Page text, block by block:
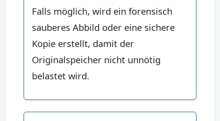
Falls möglich, wird ein forensisch
sauberes Abbild oder eine sichere
Kopie erstellt, damit der
Originalspeicher nicht unnötig
belastet wird.